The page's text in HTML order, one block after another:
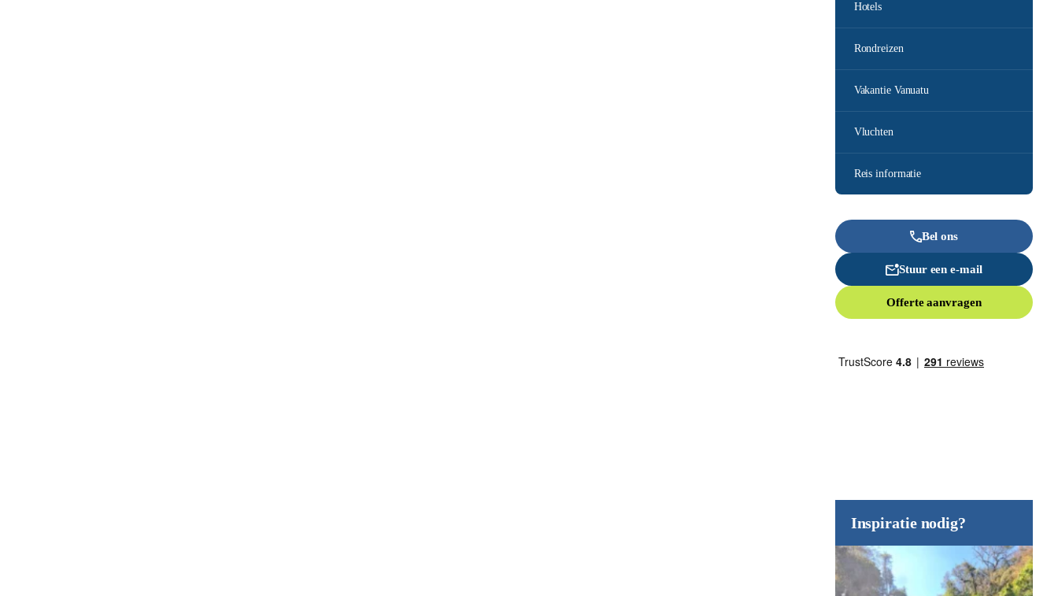
Hotels
Rondreizen
Vakantie Vanuatu
Vluchten
Reis informatie
Bel ons
Stuur een e-mail
Offerte aanvragen
Inspiratie nodig?